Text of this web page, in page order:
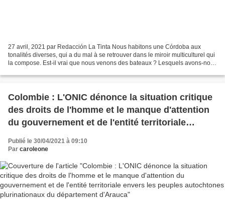
27 avril, 2021 par Redacción La Tinta Nous habitons une Córdoba aux
tonalités diverses, qui a du mal à se retrouver dans le miroir multiculturel qui
la compose. Est-il vrai que nous venons des bateaux ? Lesquels avons-nous
Colombie : L'ONIC dénonce la situation critique
des droits de l'homme et le manque d'attention
du gouvernement et de l'entité territoriale
envers les peuples autochtones plurinationaux
du département d'Arauca
Publié le 30/04/2021 à 09:10
Par caroleone